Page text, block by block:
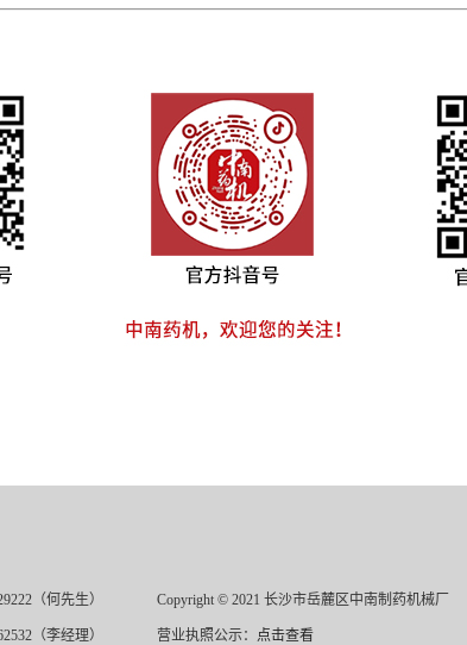
（何先生）
（李经理）
Copyright © 2021 长沙市岳麓区中南制药机械厂
营业执照公示： 点击查看